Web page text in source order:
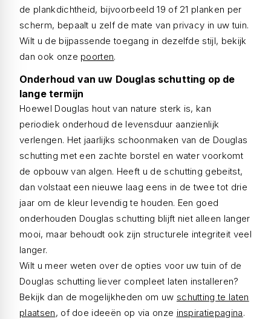
de plankdichtheid, bijvoorbeeld 19 of 21 planken per
scherm, bepaalt u zelf de mate van privacy in uw tuin.
Wilt u de bijpassende toegang in dezelfde stijl, bekijk
dan ook onze poorten.
Onderhoud van uw Douglas schutting op de
lange termijn
Hoewel Douglas hout van nature sterk is, kan
periodiek onderhoud de levensduur aanzienlijk
verlengen. Het jaarlijks schoonmaken van de Douglas
schutting met een zachte borstel en water voorkomt
de opbouw van algen. Heeft u de schutting gebeitst,
dan volstaat een nieuwe laag eens in de twee tot drie
jaar om de kleur levendig te houden. Een goed
onderhouden Douglas schutting blijft niet alleen langer
mooi, maar behoudt ook zijn structurele integriteit veel
langer.
Wilt u meer weten over de opties voor uw tuin of de
Douglas schutting liever compleet laten installeren?
Bekijk dan de mogelijkheden om uw schutting te laten
plaatsen, of doe ideeën op via onze inspiratiepagina.